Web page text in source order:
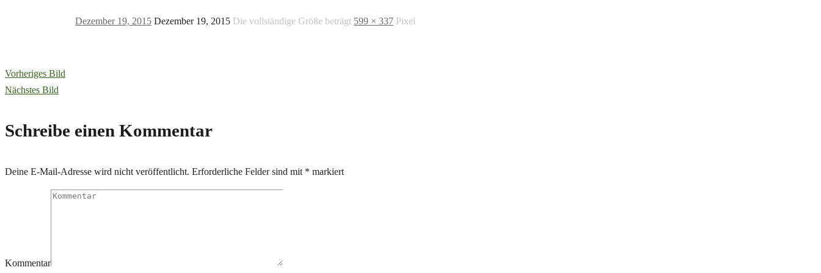
Dezember 19, 2015 Dezember 19, 2015 Die vollständige Größe beträgt 599 × 337 Pixel
Vorheriges Bild
Nächstes Bild
Schreibe einen Kommentar
Deine E-Mail-Adresse wird nicht veröffentlicht. Erforderliche Felder sind mit * markiert
Kommentar